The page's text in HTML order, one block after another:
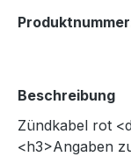
Beschreibung
Zündkabel rot
<h3>Angaben